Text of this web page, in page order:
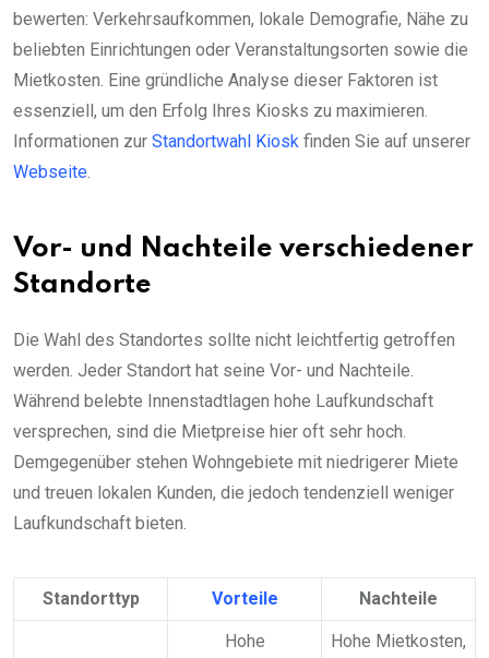
bewerten: Verkehrsaufkommen, lokale Demografie, Nähe zu
beliebten Einrichtungen oder Veranstaltungsorten sowie die
Mietkosten. Eine gründliche Analyse dieser Faktoren ist
essenziell, um den Erfolg Ihres Kiosks zu maximieren.
Informationen zur Standortwahl Kiosk finden Sie auf unserer
Webseite
Vor- und Nachteile verschiedener
Standorte
Die Wahl des Standortes sollte nicht leichtfertig getroffen
werden. Jeder Standort hat seine Vor- und Nachteile.
Während belebte Innenstadtlagen hohe Laufkundschaft
versprechen, sind die Mietpreise hier oft sehr hoch.
Demgegenüber stehen Wohngebiete mit niedrigerer Miete
und treuen lokalen Kunden, die jedoch tendenziell weniger
Laufkundschaft bieten.
Standorttyp Vorteile Nachteile
Hohe Hohe Mietkosten,